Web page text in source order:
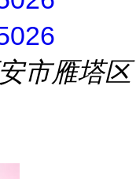
市雁塔区